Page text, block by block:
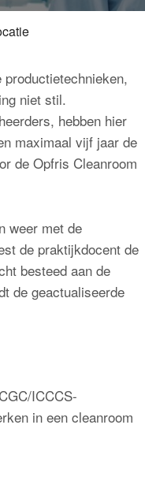
niet stil.
hebben hier
maximaal vijf jaar de
de Opfris Cleanroom
weer met de
de praktijkdocent de
besteed aan de
de geactualiseerde
ICCCS-
in een cleanroom